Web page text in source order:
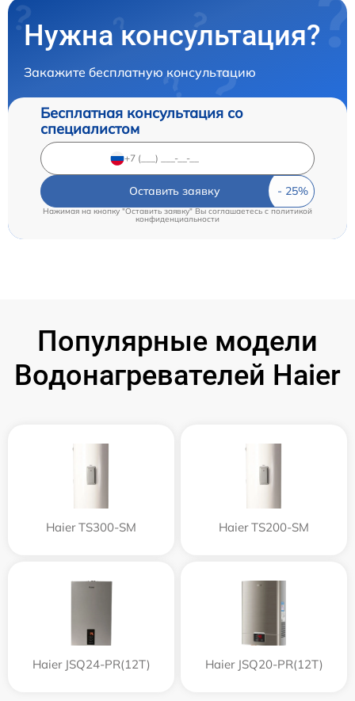
Нужна консультация?
Закажите бесплатную консультацию
Бесплатная консультация со
специалистом
Оставить заявку
Нажимая на кнопку "Оставить заявку" Вы соглашаетесь cполитикой
конфиденциальности
Популярные модели
Водонагревателей Haier
Haier TS300-SM Haier TS200-SM
Haier JSQ24-PR(12T) Haier JSQ20-PR(12T)